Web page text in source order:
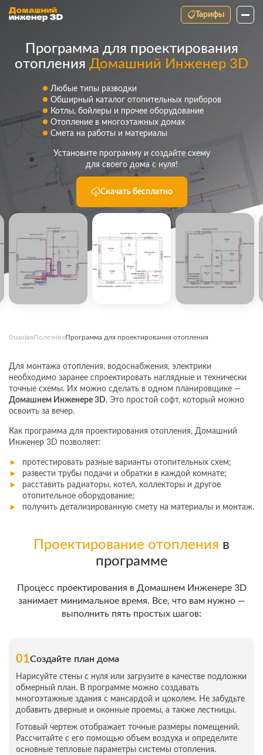
Тарифы
Программа для проектирования
отопления Домашний Инженер 3D
Любые типы разводки
Обширный каталог отопительных приборов
Котлы, бойлеры и прочее оборудование
Отопление в многоэтажных домах
Смета на работы и материалы
Установите программу и создайте схему
для своего дома с нуля!
Скачать бесплатно
ГлавнаяПолезноеПрограмма для проектирования отопления
Для монтажа отопления, водоснабжения, электрики
необходимо заранее спроектировать наглядные и технически
точные схемы. Их можно сделать в одном планировщике —
Домашнем Инженере 3D. Это простой софт, который можно
освоить за вечер.
Как программа для проектирования отопления, Домашний
Инженер 3D позволяет:
протестировать разные варианты отопительных схем;
развести трубы подачи и обратки в каждой комнате;
расставить радиаторы, котел, коллекторы и другое
отопительное оборудование;
получить детализированную смету на материалы и монтаж.
Проектирование отопления в
программе
Процесс проектирования в Домашнем Инженере 3D
занимает минимальное время. Все, что вам нужно —
выполнить пять простых шагов:
01Создайте план дома
Нарисуйте стены с нуля или загрузите в качестве подложки
обмерный план. В программе можно создавать
многоэтажные здания с мансардой и цоколем. Не забудьте
добавить дверные и оконные проемы, а также лестницы.
Готовый чертеж отображает точные размеры помещений.
Рассчитайте с его помощью объем воздуха и определите
основные тепловые параметры системы отопления.